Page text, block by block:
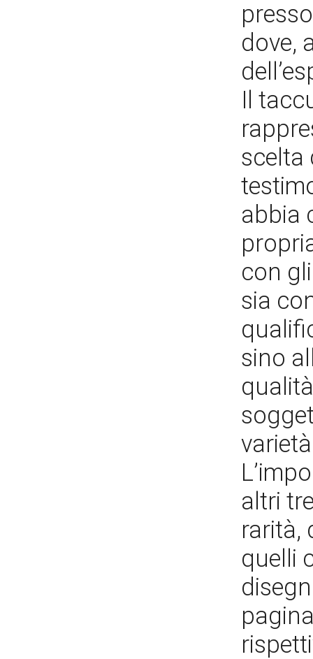
dove,
Il
scelta
abbia
con
sia
sino
altri
rarità,
quelli